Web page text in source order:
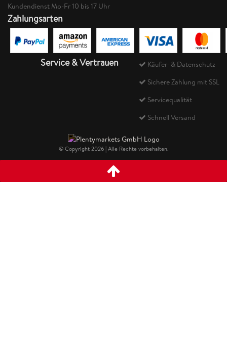
Kundendienst Mo-Fr 10 bis 17 Uhr
Zahlungsarten
Service & Vertrauen
Käufer- & Datenschutz
Sichere Zahlung mit SSL
Servicequalität
Schnell Versand
© Copyright 2026 | Alle Rechte vorbehalten.